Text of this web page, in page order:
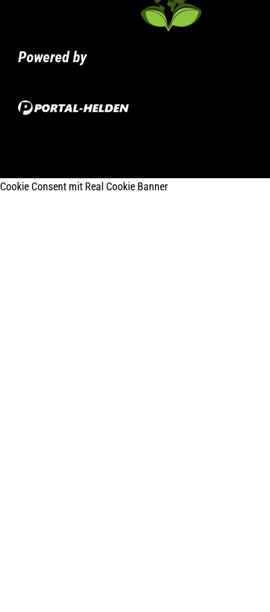
Powered by
Cookie Consent mit Real Cookie Banner